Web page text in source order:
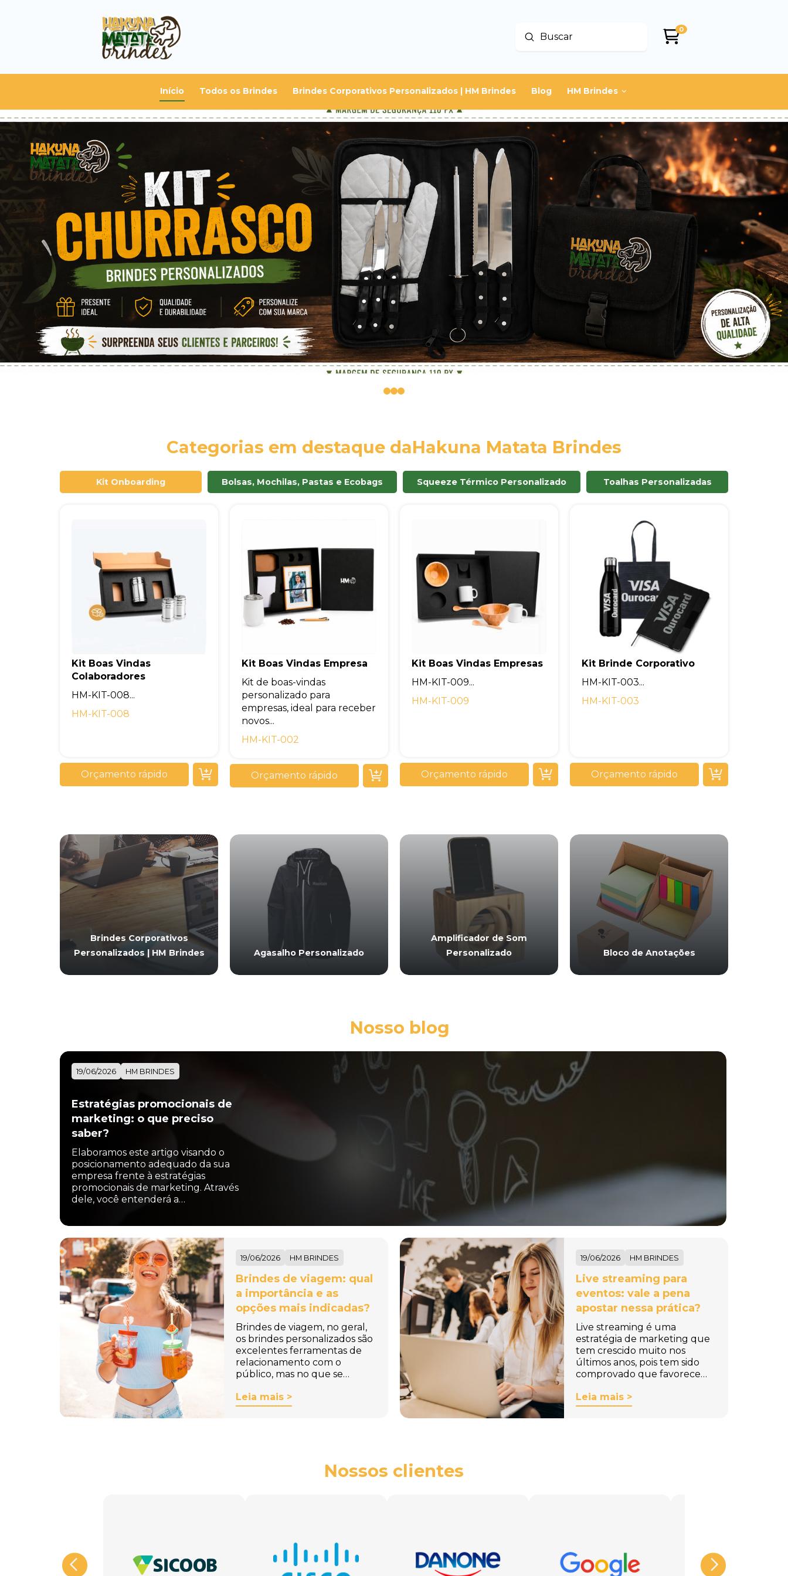
Buscar
Enviar
0
Início Todos os Brindes Brindes Corporativos Personalizados | HM Brindes Blog HM Brindes
01 2
Categorias em destaque daHakuna Matata Brindes
Kit Onboarding Bolsas, Mochilas, Pastas e Ecobags Squeeze Térmico Personalizado Toalhas Personalizadas
Kit Boas Vindas
Colaboradores
HM-KIT-008...
HM-KIT-008
Orçamento rápido
Kit Boas Vindas Empresa
Kit de boas-vindas
personalizado para
empresas, ideal para receber
novos...
HM-KIT-002
Orçamento rápido
Kit Boas Vindas Empresas
HM-KIT-009...
HM-KIT-009
Orçamento rápido
Kit Brinde Corporativo
HM-KIT-003...
HM-KIT-003
Orçamento rápido
Brindes Corporativos
Personalizados | HM Brindes
Agasalho Personalizado
Amplificador de Som
Personalizado
Bloco de Anotações
Nosso blog
19/06/2026 HM BRINDES
Estratégias promocionais de
marketing: o que preciso
saber?
Elaboramos este artigo visando o
posicionamento adequado da sua
empresa frente à estratégias
promocionais de marketing. Através
dele, você entenderá a…
19/06/2026 HM BRINDES
Brindes de viagem: qual
a importância e as
opções mais indicadas?
Brindes de viagem, no geral,
os brindes personalizados são
excelentes ferramentas de
relacionamento com o
público, mas no que se…
Leia mais >
19/06/2026 HM BRINDES
Live streaming para
eventos: vale a pena
apostar nessa prática?
Live streaming é uma
estratégia de marketing que
tem crescido muito nos
últimos anos, pois tem sido
comprovado que favorece…
Leia mais >
Nossos clientes